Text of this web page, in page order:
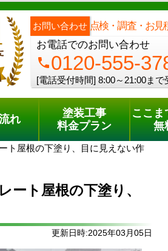
お問い合わせ 点検・調査・お見
お電話でのお問い合わせ
phone0120-555-
[電話受付時間] 8:00～21:00まで
電話でのご相談 [8:00～
phone0120-
れ
塗装工事
料金プラン
ここま
無
ト屋根の下塗り、目に見えない作
ート屋根の下塗り、
更新日時:2025年03月05日